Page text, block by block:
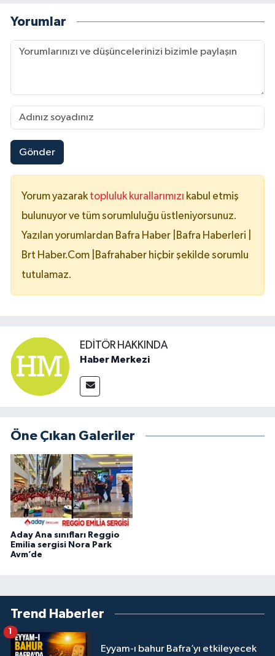
Yorumlar
Gönder
Yorum yazaraktopluluk kurallarımızı kabul etmiş
bulunuyor ve tüm sorumluluğu üstleniyorsunuz.
Yazılan yorumlardan Bafra Haber |Bafra Haberleri |
Brt Haber.Com |Bafrahaber hiçbir şekilde sorumlu
tutulamaz.
EDITÖR HAKKINDA
Haber Merkezi
Öne Çıkan Galeriler
Aday Ana sınıfları Reggio
Emilia sergisi Nora Park
Avm’de
Trend Haberler
Eyyam-ı bahur Bafra’yı etkileyecek
1